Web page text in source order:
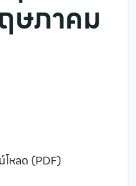
ษภาคม
โหลด (PDF)